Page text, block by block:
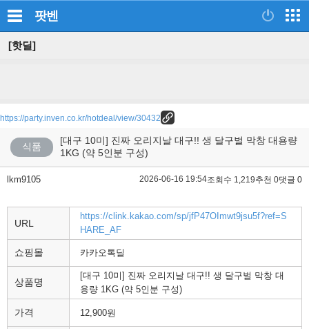
팟벤
[핫딜]
https://party.inven.co.kr/hotdeal/view/30432
식품
[대구 10미] 진짜 오리지날 대구!! 생 달구벌 막창 대용량
1KG (약 5인분 구성)
lkm9105 2026-06-16 19:54조회수 1,219추천 0댓글 0
URL
https://clink.kakao.com/sp/jfP47OImwt9jsu5f?ref=S
HARE_AF
쇼핑몰 카카오톡딜
상품명
[대구 10미] 진짜 오리지날 대구!! 생 달구벌 막창 대
용량 1KG (약 5인분 구성)
가격 12,900원